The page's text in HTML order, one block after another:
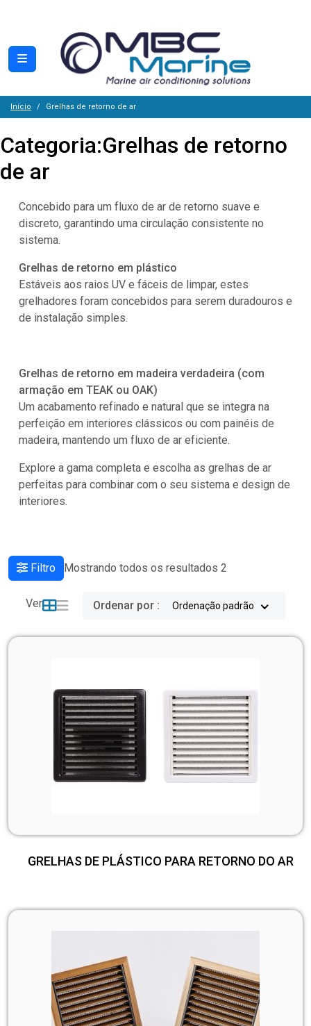
Início Grelhas de retorno de ar
Categoria:Grelhas de retorno
de ar
Concebido para um fluxo de ar de retorno suave e
discreto, garantindo uma circulação consistente no
sistema.
Grelhas de retorno em plástico
Estáveis aos raios UV e fáceis de limpar, estes
grelhadores foram concebidos para serem duradouros e
de instalação simples.
Grelhas de retorno em madeira verdadeira (com
armação em TEAK ou OAK)
Um acabamento refinado e natural que se integra na
perfeição em interiores clássicos ou com painéis de
madeira, mantendo um fluxo de ar eficiente.
Explore a gama completa e escolha as grelhas de ar
perfeitas para combinar com o seu sistema e design de
interiores.
Filtro Mostrando todos os resultados 2
Ver Ordenar por : Ordenação padrão
GRELHAS DE PLÁSTICO PARA RETORNO DO AR